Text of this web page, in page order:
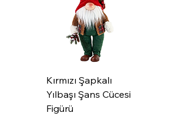
Kırmızı Şapkalı
Yılbaşı Şans Cücesi
Figürü